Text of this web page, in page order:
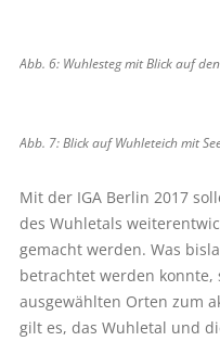
Abb. 6: Wuhlesteg mit Blick auf
Abb. 7: Blick auf Wuhleteich mit
Mit der IGA Berlin 2017
des Wuhletals
gemacht werden. Was
betrachtet werden konnte,
ausgewählten Orten zum
gilt es, das Wuhletal und